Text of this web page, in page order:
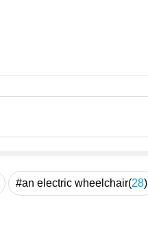
#an electric wheelchair(28)